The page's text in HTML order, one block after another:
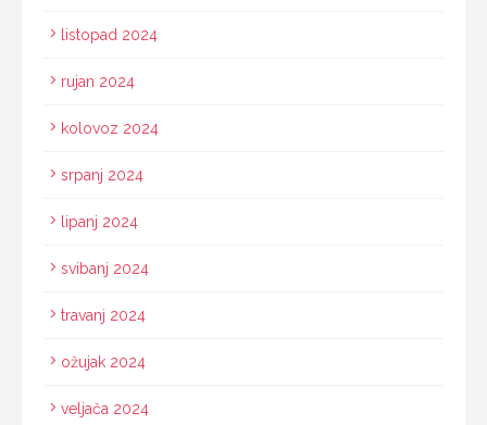
listopad 2024
rujan 2024
kolovoz 2024
srpanj 2024
lipanj 2024
svibanj 2024
travanj 2024
ožujak 2024
veljača 2024